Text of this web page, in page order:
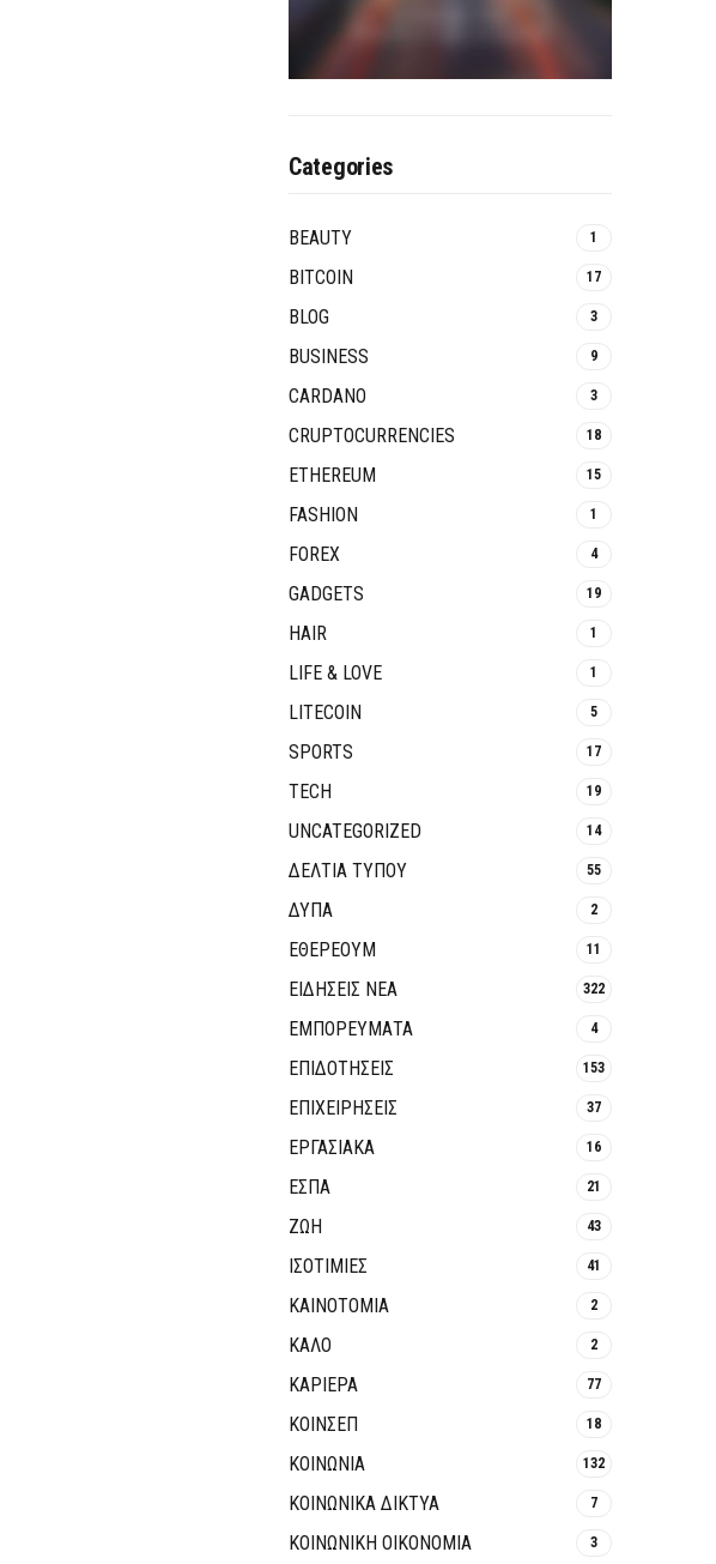
Categories
BEAUTY 1
BITCOIN 17
BLOG 3
BUSINESS 9
CARDANO 3
CRUPTOCURRENCIES 18
ETHEREUM 15
FASHION 1
FOREX 4
GADGETS 19
HAIR 1
LIFE & LOVE 1
LITECOIN 5
SPORTS 17
TECH 19
UNCATEGORIZED 14
ΔΕΛΤΙΑ ΤΥΠΟΥ 55
ΔΥΠΑ 2
ΕΘΈΡΕΟΥΜ 11
ΕΙΔΗΣΕΙΣ ΝΕΑ 322
ΕΜΠΟΡΕΥΜΑΤΑ 4
ΕΠΙΔΟΤΗΣΕΙΣ 153
ΕΠΙΧΕΙΡΗΣΕΙΣ 37
ΕΡΓΑΣΙΑΚΑ 16
ΕΣΠΑ 21
ΖΩΗ 43
ΙΣΟΤΙΜΙΕΣ 41
ΚΑΙΝΟΤΟΜΊΑ 2
ΚΑΛΟ 2
ΚΑΡΙΕΡΑ 77
ΚΟΙΝΣΕΠ 18
ΚΟΙΝΩΝΙΑ 132
ΚΟΙΝΩΝΙΚΆ ΔΊΚΤΥΑ 7
ΚΟΙΝΩΝΙΚΉ ΟΙΚΟΝΟΜΊΑ 3